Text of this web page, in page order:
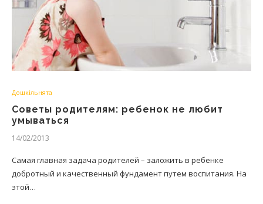
Дошкільнята
Советы родителям: ребенок не любит
умываться
14/02/2013
Самая главная задача родителей – заложить в ребенке
добротный и качественный фундамент путем воспитания. На
этой…